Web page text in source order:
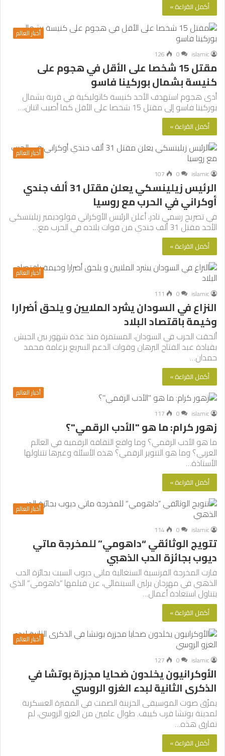
أكمل القراءة »
أخبار العالم
islamic
0
126
مقتل 15 شخصا على الأقل في هجوم على
كنيسة بشمال بوركينا فاسو
أدى هجوم استهدف الأحد كنيسة كاثوليكية في قرية بشمال
بوركينا فاسو إلى مقتل 15 شخصا على الأقل كما أصيب اثنان،…
أكمل القراءة »
أخبار العالم
islamic
0
107
الرئيس زيلينسكي يعلن مقتل 31 ألف جندي
أوكراني في الحرب مع روسيا
في تصريح رسمي نادر، أعلن الرئيس الأوكراني فولوديمير زيلينسكي
الأحد مقتل 31 ألف جندي من قوات بلاده في الحرب مع…
أكمل القراءة »
أخبار العالم
islamic
0
111
النزاع في السودان يشرد الملايين و يلحق أضرارا
وخيمة باقتصاد البلاد
ألحقت الحرب في السودان، المستمرة منذ عدة شهور بين الجيش
بقيادة عبد الفتاح البرهان وقوات الدعم السريع بزعامة محمد
حمدان…
أكمل القراءة »
أخبار العالم
islamic
0
117
زهور كرام: ما هو "الأدب الرقمي"؟
ما هو الأدب الرقمي؟ وما واقع الثقافة الرقمية في العالم
العربي؟ وما هو التنوير الرقمي؟ هذه الأسئلة وغيرها تتناولها
الأستاذة…
أكمل القراءة »
أخبار العالم
islamic
0
114
تتويج الوثائقي “داهومي” للمخرجة ماتي
ديوب بجائزة الدب الذهبي
فازت المخرجة الفرنسية السنغالية ماتي ديوب السبت بجائزة الدب
الذهبي في مهرجان برلين السينمائي، عن فيلمها “داهومي” الذي
يتناول استعادة أعمال…
أكمل القراءة »
أخبار العالم
islamic
0
127
الأوكرانيون يخلدون ضحايا مجزرة بوتشا في
الذكرى الثانية لبدء الغزو الروسي
يمزّق صوت الموسيقى الحزينة الصمت في المقبرة العسكرية
لمدينة بوتشا قرب كييف. طوال عامين من الغزو الروسي، لم
تفارق هذه…
أكمل القراءة »